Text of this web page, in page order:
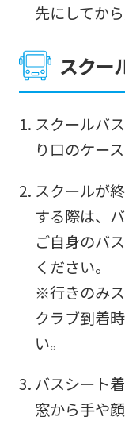
先にしてか
スクー
スクールバ
り口のケー
スクールが
する際は、
ご自身のバ
ください。
※行きのみス
クラブ到着
い。
バスシート
窓から手や